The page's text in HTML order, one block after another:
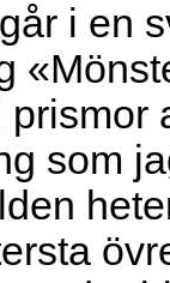
i en
som